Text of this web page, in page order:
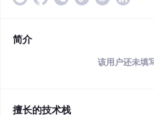
简介
该用户还未填
擅长的技术栈